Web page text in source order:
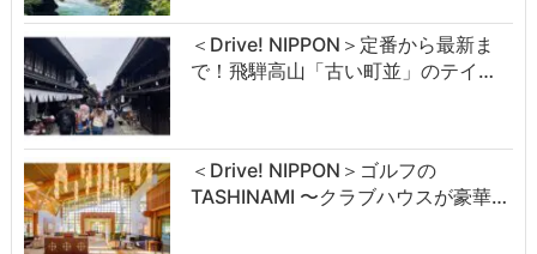
＜Drive! NIPPON＞定番から最新ま
で！飛騨高山「古い町並」のテイ…
＜Drive! NIPPON＞ゴルフの
TASHINAMI 〜クラブハウスが豪華…